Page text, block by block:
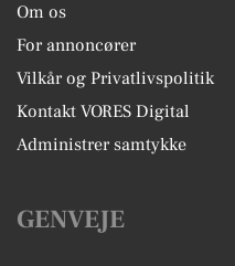
Om os
For annoncører
Vilkår og Privatlivspolitik
Kontakt VORES Digital
Administrer samtykke
GENVEJE